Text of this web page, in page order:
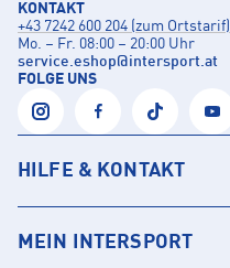
KONTAKT
+43 7242 600 204 (zum Ortstarif)
Mo. – Fr. 08:00 – 20:00 Uhr
service.eshop@intersport.at
FOLGE UNS
HILFE & KONTAKT
MEIN INTERSPORT